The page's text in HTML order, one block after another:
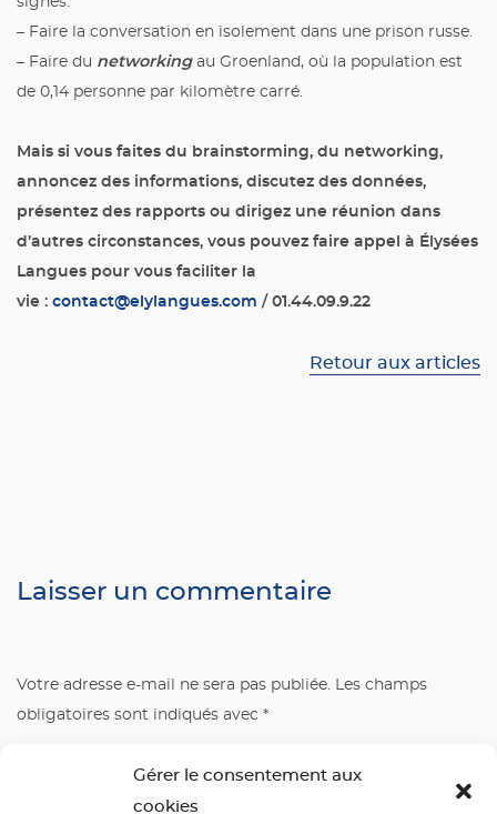
Gérer le consentement aux
cookies
– Faire la conversation en isolement dans une prison russe.
– Faire du networkingau Groenland, où la population est
de 0,14 personne par kilomètre carré.
Mais si vous faites du brainstorming, du networking,
annoncez des informations, discutez des données,
présentez des rapports ou dirigez une réunion dans
d’autres circonstances, vous pouvez faire appel à Élysées
Langues pour vous faciliter la
vie : contact@elylangues.com / 01.44.09.9.22
Retour aux articles
Laisser un commentaire
Votre adresse e-mail ne sera pas publiée. Les champs
obligatoires sont indiqués avec *
Commentaire*